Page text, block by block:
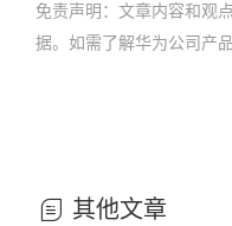
免责声明：文章内容和观
据。如需了解华为公司产
其他文章